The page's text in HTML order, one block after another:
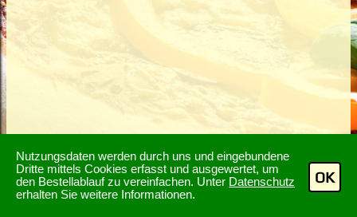
Nutzungsdaten werden durch uns und eingebundene
Dritte mittels Cookies erfasst und ausgewertet, um
den Bestellablauf zu vereinfachen. Unter Datenschutz
erhalten Sie weitere Informationen.
OK